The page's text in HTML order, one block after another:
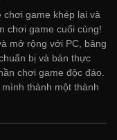
chơi game khép lại và
chơi game cuối cùng!
mở rộng với PC, bảng
bị và bán thực
chơi game độc ​​đáo.
thành một thành